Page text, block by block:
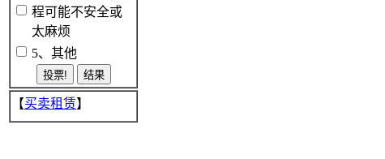
程可能不安全或
太麻烦
5、其他
【买卖租赁】